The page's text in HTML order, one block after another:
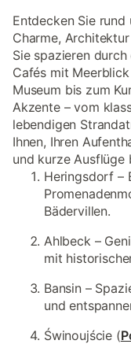
Entdecken Sie
Charme,
Sie spazieren
Cafés mit
Museum bis zum
Akzente – vom
lebendigen
Ihnen, Ihren
und kurze Ausflüge
Heringsdorf –
Bädervillen.
Ahlbeck –
mit
Bansin –
und
Świnoujście (